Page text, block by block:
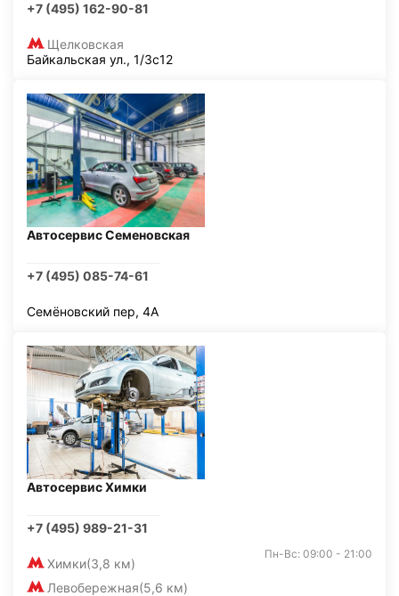
+7 (495) 162-90-81
Щелковская
Байкальская ул., 1/3с12
Автосервис Семеновская
+7 (495) 085-74-61
Семёновский пер, 4А
Автосервис Химки
+7 (495) 989-21-31
Химки(3,8 км)
Левобережная(5,6 км)
Пн-Вс: 09:00 - 21:00